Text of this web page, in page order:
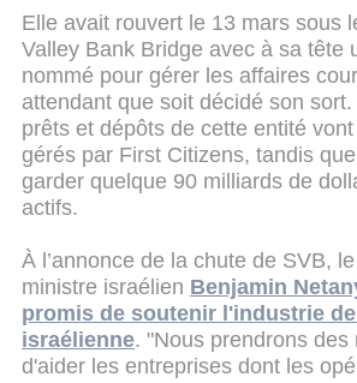
Elle avait rouvert le 13 mars sous
Valley Bank Bridge avec à sa tête
nommé pour gérer les affaires
attendant que soit décidé son
prêts et dépôts de cette entité
gérés par First Citizens, tandis
garder quelque 90 milliards de
actifs.
À l’annonce de la chute de SVB,
ministre israélien Benjamin
promis de soutenir l'industrie
israélienne. "Nous prendrons des
d'aider les entreprises dont les